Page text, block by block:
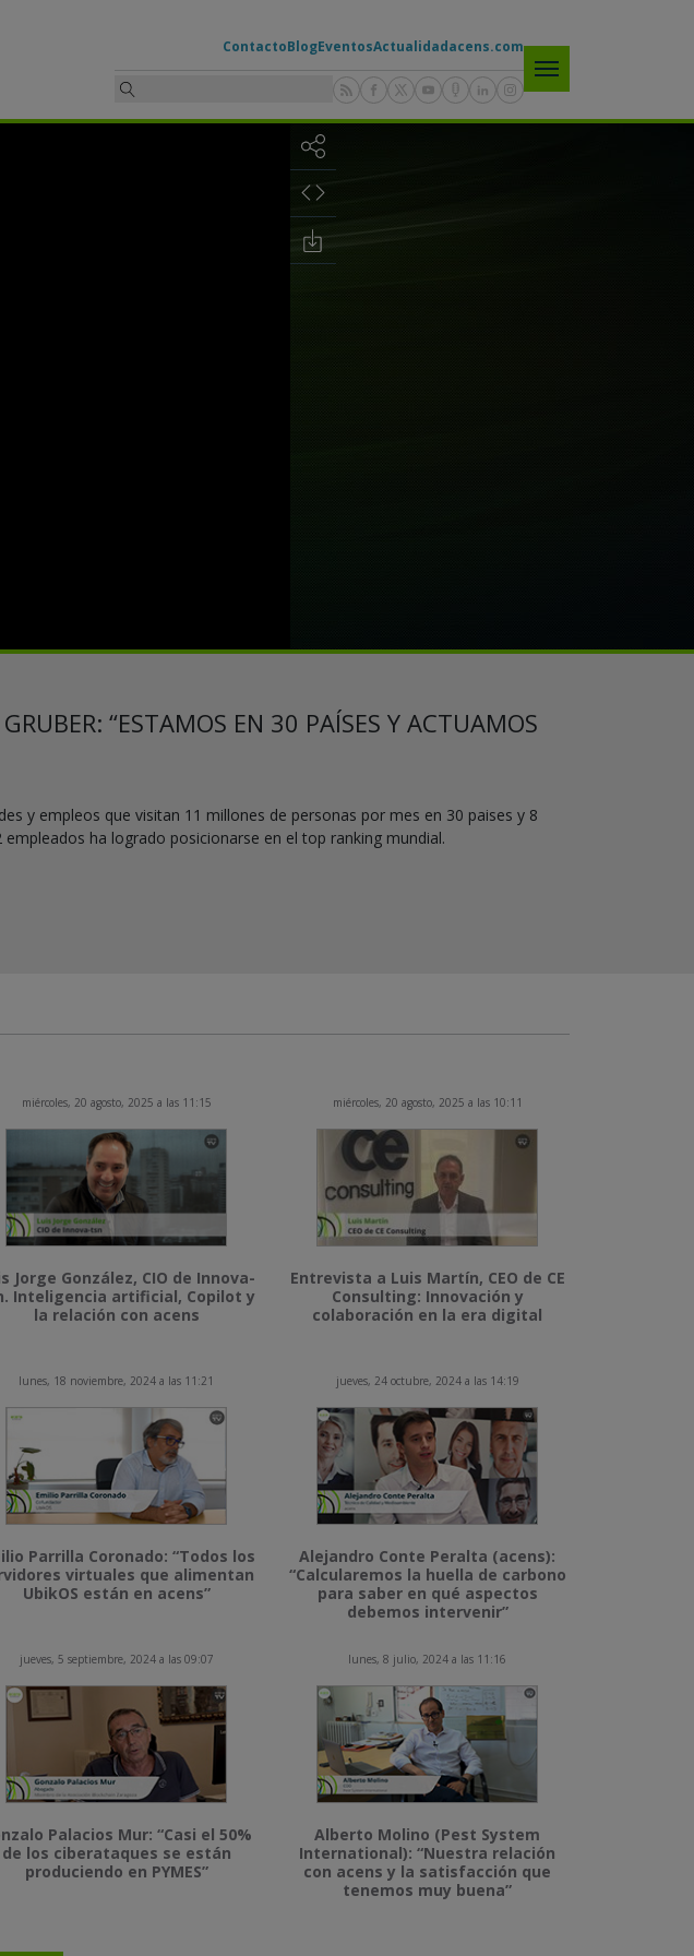
ContactoBlogEventosActualidadacens.com
“ESTAMOS EN 30 PAÍSES Y ACTUAMOS
y empleos que visitan 11 millones de personas por mes en 30 paises y 8
ha logrado posicionarse en el top ranking mundial.
miércoles, 20 agosto, 2025 a las 11:15
Jorge González, CIO de Innova-
Inteligencia artificial, Copilot y
la relación con acens
miércoles, 20 agosto, 2025 a las 10:11
Entrevista a Luis Martín, CEO de CE
Consulting: Innovación y
colaboración en la era digital
lunes, 18 noviembre, 2024 a las 11:21
Parrilla Coronado: “Todos los
virtuales que alimentan
UbikOS están en acens”
jueves, 24 octubre, 2024 a las 14:19
Alejandro Conte Peralta (acens):
“Calcularemos la huella de carbono
para saber en qué aspectos
debemos intervenir”
jueves, 5 septiembre, 2024 a las 09:07
Palacios Mur: “Casi el 50%
de los ciberataques se están
produciendo en PYMES”
lunes, 8 julio, 2024 a las 11:16
Alberto Molino (Pest System
International): “Nuestra relación
con acens y la satisfacción que
tenemos muy buena”